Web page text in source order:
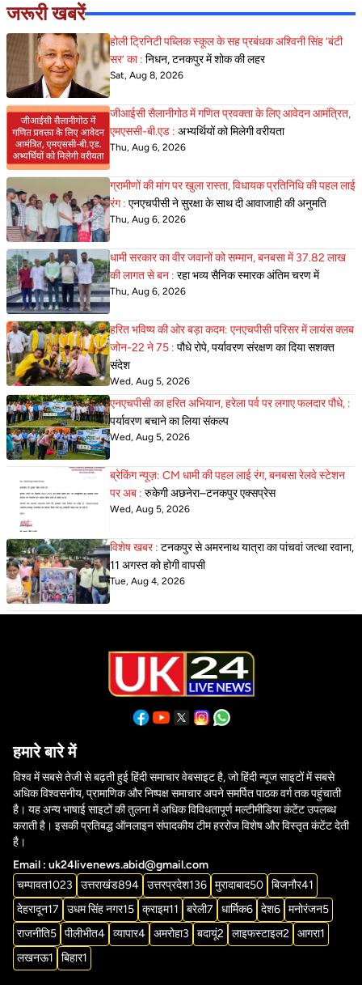
जरूरी खबरें
होली ट्रिनिटी पब्लिक स्कूल के सह प्रबंधक अश्विनी सिंह ‘बंटी
सर’ का : निधन, टनकपुर में शोक की लहर
Sat, Aug 8, 2026
जीआईसी सैलानीगोठ में गणित प्रवक्ता के लिए आवेदन आमंत्रित,
एमएससी-बी.एड : अभ्यर्थियों को मिलेगी वरीयता
Thu, Aug 6, 2026
ग्रामीणों की मांग पर खुला रास्ता, विधायक प्रतिनिधि की पहल लाई
रंग : एनएचपीसी ने सुरक्षा के साथ दी आवाजाही की अनुमति
Thu, Aug 6, 2026
धामी सरकार का वीर जवानों को सम्मान, बनबसा में 37.82 लाख
की लागत से बन : रहा भव्य सैनिक स्मारक अंतिम चरण में
Thu, Aug 6, 2026
हरित भविष्य की ओर बड़ा कदम: एनएचपीसी परिसर में लायंस क्लब
जोन-22 ने 75 : पौधे रोपे, पर्यावरण संरक्षण का दिया सशक्त
संदेश
Wed, Aug 5, 2026
एनएचपीसी का हरित अभियान, हरेला पर्व पर लगाए फलदार पौधे, :
पर्यावरण बचाने का लिया संकल्प
Wed, Aug 5, 2026
ब्रेकिंग न्यूज़: CM धामी की पहल लाई रंग, बनबसा रेलवे स्टेशन
पर अब : रुकेगी अछनेरा–टनकपुर एक्सप्रेस
Wed, Aug 5, 2026
विशेष खबर : टनकपुर से अमरनाथ यात्रा का पांचवां जत्था रवाना,
11 अगस्त को होगी वापसी
Tue, Aug 4, 2026
हमारे बारे में
विश्व में सबसे तेजी से बढ़ती हुई हिंदी समाचार वेबसाइट है, जो हिंदी न्यूज साइटों में सबसे
अधिक विश्वसनीय, प्रामाणिक और निष्पक्ष समाचार अपने समर्पित पाठक वर्ग तक पहुंचाती
है। यह अन्य भाषाई साइटों की तुलना में अधिक विविधतापूर्ण मल्टीमीडिया कंटेंट उपलब्ध
कराती है। इसकी प्रतिबद्ध ऑनलाइन संपादकीय टीम हररोज विशेष और विस्तृत कंटेंट देती
है।
Email : uk24livenews.abid@gmail.com
चम्पावत1023 उत्तराखंड894 उत्तरप्रदेश136 मुरादाबाद50 बिजनौर41
देहरादून17 उधम सिंह नगर15 क्राइम11 बरेली7 धार्मिक6 देश6 मनोरंजन5
राजनीति5 पीलीभीत4 व्यापार4 अमरोहा3 बदायूं2 लाइफस्टाइल2 आगरा1
लखनऊ1 बिहार1